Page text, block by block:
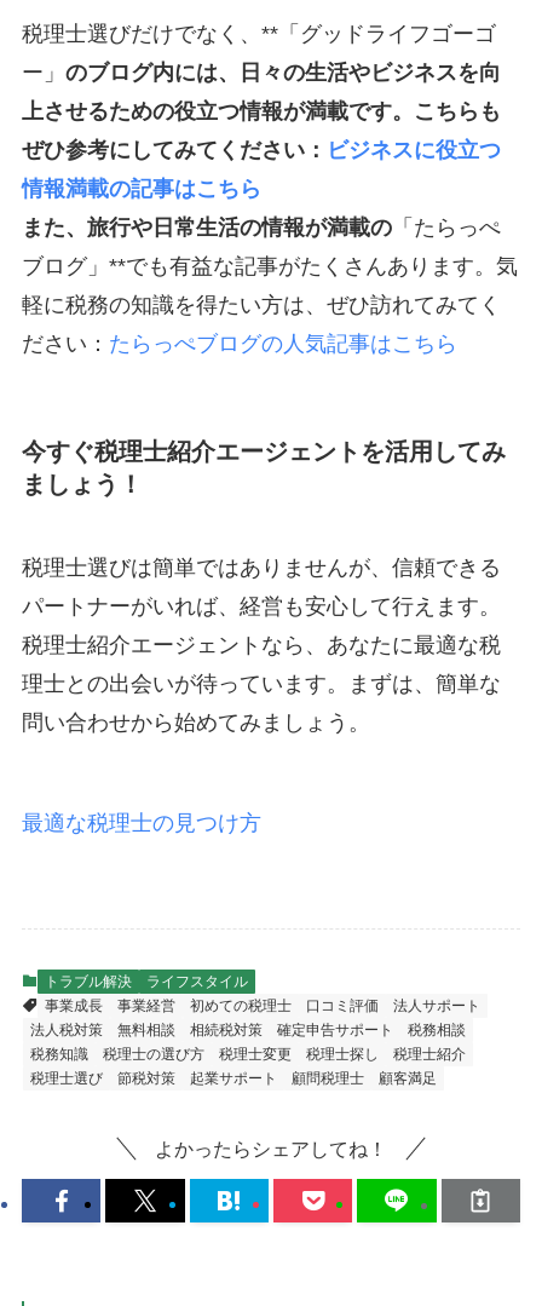
税理士選びだけでなく、**「グッドライフゴーゴ
ー」 のブログ内には、日々の生活やビジネスを向
上させるための役立つ情報が満載です。こちらも
ぜひ参考にしてみてください： ビジネスに役立つ
情報満載の記事はこちら
また、旅行や日常生活の情報が満載の「たらっぺ
ブログ」**でも有益な記事がたくさんあります。気
軽に税務の知識を得たい方は、ぜひ訪れてみてく
ださい： たらっぺブログの人気記事はこちら
今すぐ税理士紹介エージェントを活用してみ
ましょう！
税理士選びは簡単ではありませんが、信頼できる
パートナーがいれば、経営も安心して行えます。
税理士紹介エージェントなら、あなたに最適な税
理士との出会いが待っています。まずは、簡単な
問い合わせから始めてみましょう。
最適な税理士の見つけ方
トラブル解決
ライフスタイル
事業成長
事業経営 初めての税理士 口コミ評価
法人サポート
法人税対策
無料相談 相続税対策 確定申告サポート
税務相談
税務知識
税理士の選び方 税理士変更 税理士探し
税理士紹介
税理士選び
節税対策 起業サポート 顧問税理士 顧客満足
よかったらシェアしてね！